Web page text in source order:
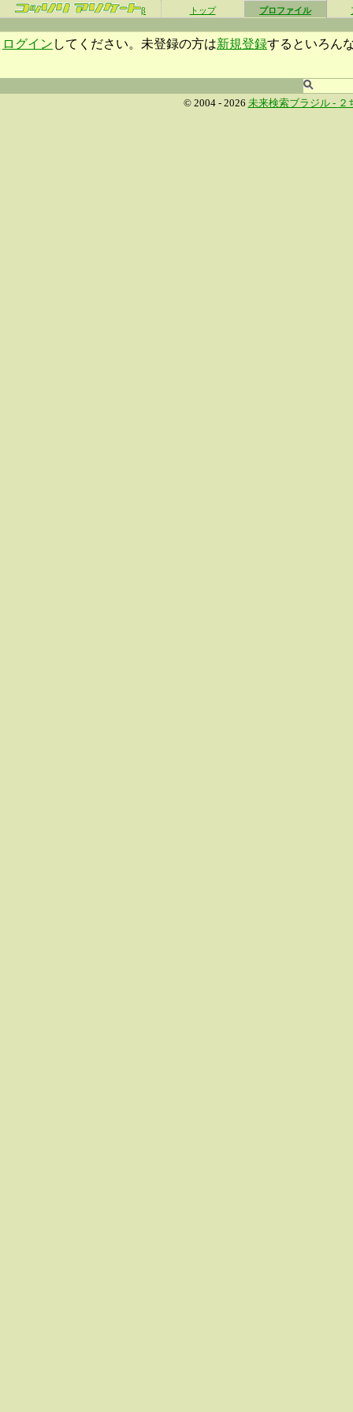
β トップ プロファイル
ログイン してください。未登録の方は新規登録するといろん
© 2004 - 2026 未来検索ブラジル - ２